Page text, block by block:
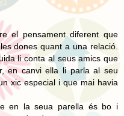
el pensament diferent que
dones quant a una relació.
li conta al seus amics que
en canvi ella li parla al seu
xic especial i que mai havia
en la seua parella és bo i